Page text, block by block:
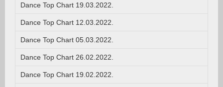
Dance Top Chart 19.03.2022.
Dance Top Chart 12.03.2022.
Dance Top Chart 05.03.2022.
Dance Top Chart 26.02.2022.
Dance Top Chart 19.02.2022.